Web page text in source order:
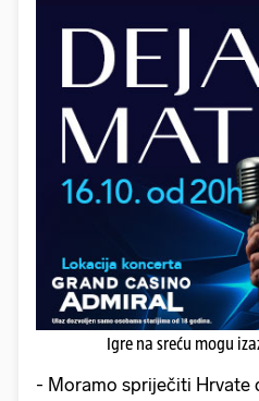
Igre na sreću mogu
- Moramo spriječiti Hrvate